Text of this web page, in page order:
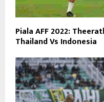
Piala AFF 2022:
Thailand Vs Indonesia